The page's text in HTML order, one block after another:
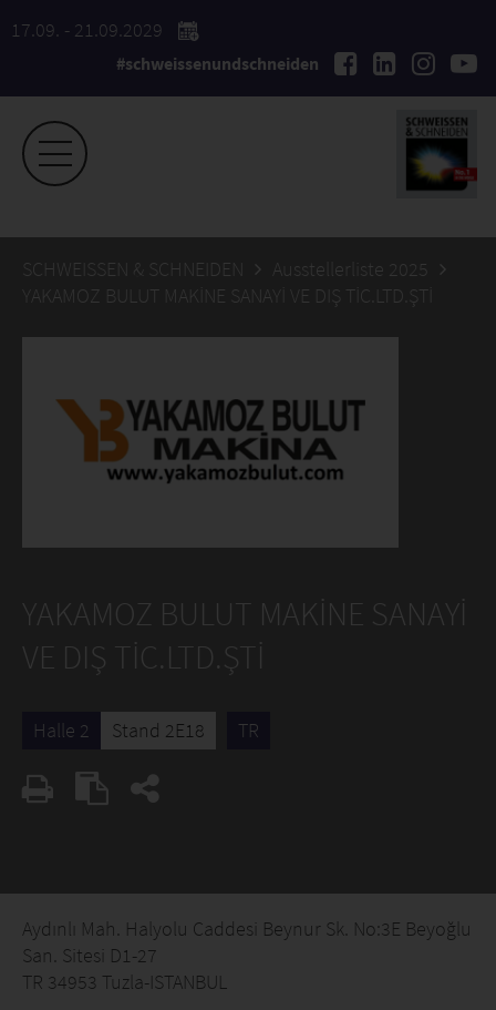
17.09. - 21.09.2029
#schweissenundschneiden
SCHWEISSEN & SCHNEIDEN
Ausstellerliste 2025
YAKAMOZ BULUT MAKİNE SANAYİ VE DIŞ TİC.LTD.ŞTİ
YAKAMOZ BULUT MAKİNE SANAYİ
VE DIŞ TİC.LTD.ŞTİ
Halle 2 Stand 2E18 TR
Aydınlı Mah. Halyolu Caddesi Beynur Sk. No:3E Beyoğlu
San. Sitesi D1-27
TR 34953 Tuzla-ISTANBUL